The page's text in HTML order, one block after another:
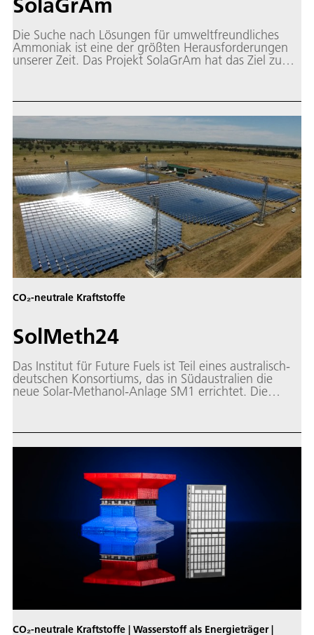
SolaGrAm
Die Suche nach Lösungen für umweltfreundliches
Ammoniak ist eine der größten Herausforderungen
unserer Zeit. Das Projekt SolaGrAm hat das Ziel zu
gelingen kann.
CO₂-neutrale Kraftstoffe
SolMeth24
Das Institut für Future Fuels ist Teil eines australisch-
deutschen Konsortiums, das in Südaustralien die
neue Solar-Methanol-Anlage SM1 errichtet. Die
produzieren. Methanol ist eine vielseitige Chemikalie,
erneuerbarer Energie, kann das Verfahren dabei
helfen, schwierig zu dekarbonisierende Sektoren wie
die Schiff- oder Luftfahrt umweltfreundlicher zu
machen. Die Methanol-Anlage wird die
umweltfreundliche und kostengünstige Wärme
nutzen, die das konzentrierende Solarkraftwerk VS1
von Vast Solar am Standort erzeugt.
CO₂-neutrale Kraftstoffe | Wasserstoff als Energieträger |